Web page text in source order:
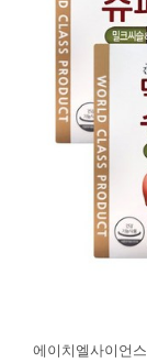
에이치엘사이언